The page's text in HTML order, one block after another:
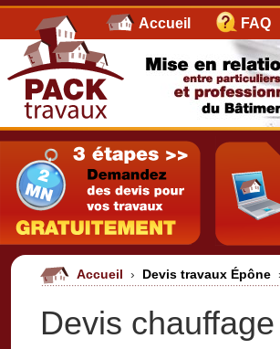
Accueil FAQ
Accueil › Devis travaux Épône
Devis